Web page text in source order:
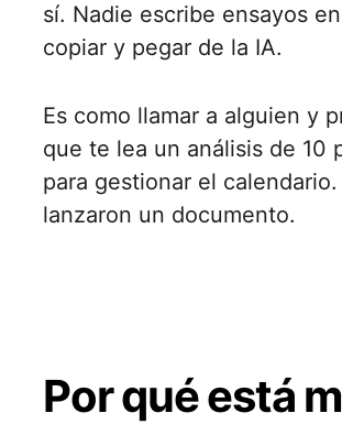
sí. Nadie escribe ensayos
copiar y pegar de la IA.
Es como llamar a alguien y
que te lea un análisis de 10
para gestionar el
lanzaron un documento.
Por qué está